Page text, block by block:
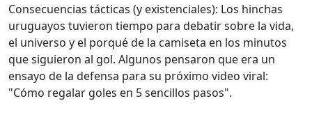
Consecuencias tácticas (y existenciales): Los hinchas
uruguayos tuvieron tiempo para debatir sobre la vida,
el universo y el porqué de la camiseta en los minutos
que siguieron al gol. Algunos pensaron que era un
ensayo de la defensa para su próximo video viral:
"Cómo regalar goles en 5 sencillos pasos".